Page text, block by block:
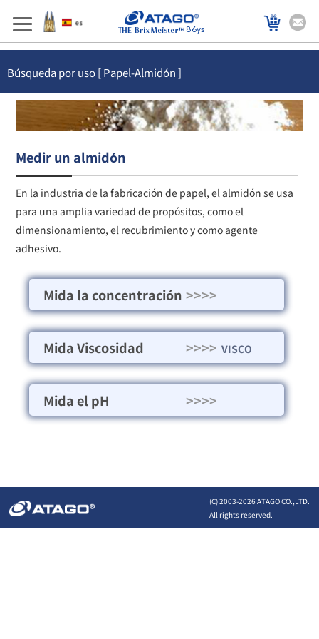
86ys
Búsqueda por uso [ Papel-Almidón ]
Medir un almidón
En la industria de la fabricación de papel, el almidón se usa
para una amplia variedad de propósitos, como el
dimensionamiento, el recubrimiento y como agente
adhesivo.
Mida la concentración >>>>
Mida Viscosidad >>>> VISCO
Mida el pH >>>>
(C) 2003-2026 ATAGO CO.,LTD.
All rights reserved.